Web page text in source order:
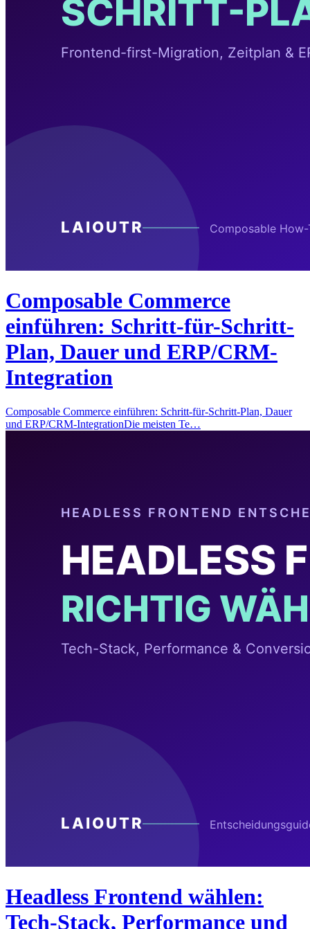
Composable Commerce
einführen: Schritt-für-Schritt-
Plan, Dauer und ERP/CRM-
Integration
Composable Commerce einführen: Schritt-für-Schritt-Plan, Dauer
und ERP/CRM-IntegrationDie meisten Te…
Headless Frontend wählen:
Tech-Stack, Performance und